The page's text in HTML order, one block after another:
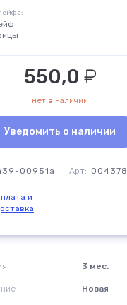
550,0 ₽
нет в наличии
Уведомить о наличии
00951a Арт: 004378
и
3 мес.
Новая